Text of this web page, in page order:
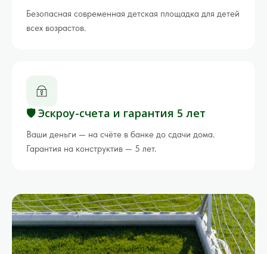
Безопасная современная детская площадка для детей
всех возрастов.
🛡 Эскроу-счета и гарантия 5 лет
Ваши деньги — на счёте в банке до сдачи дома.
Гарантия на конструктив — 5 лет.